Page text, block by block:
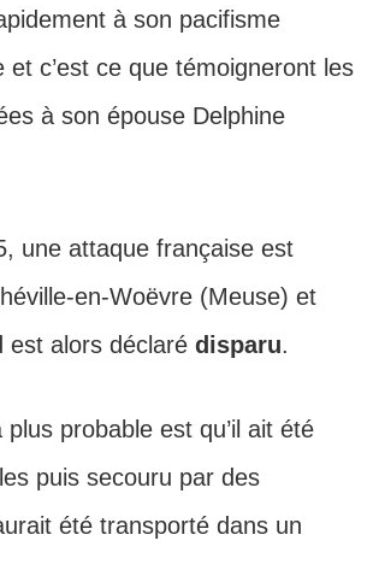
à son pacifisme
et c’est ce que témoigneront les
à son épouse Delphine
une attaque française est
en-Woëvre (Meuse) et
est alors déclaré disparu.
plus probable est qu’il ait été
puis secouru par des
été transporté dans un